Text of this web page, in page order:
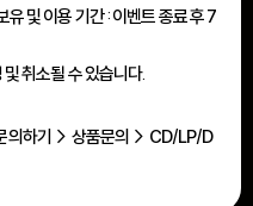
및 이용 기간 : 이벤트 종료 후 7
취소될 수 있습니다.
의하기 > 상품문의 > CD/LP/D